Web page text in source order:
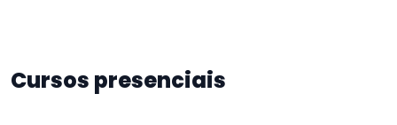
Cursos presenciais